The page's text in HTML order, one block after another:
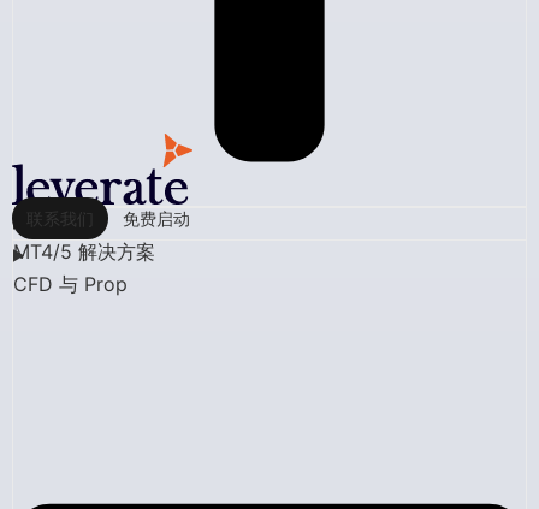
MT4/5 解决方案
联系我们 免费启动
CFD 与 Prop